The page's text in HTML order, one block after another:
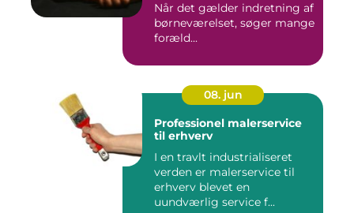
Når det gælder indretning af
børneværelset, søger mange
foræld...
08. jun
Professionel malerservice
til erhverv
I en travlt industrialiseret
verden er malerservice til
erhverv blevet en
uundværlig service f...